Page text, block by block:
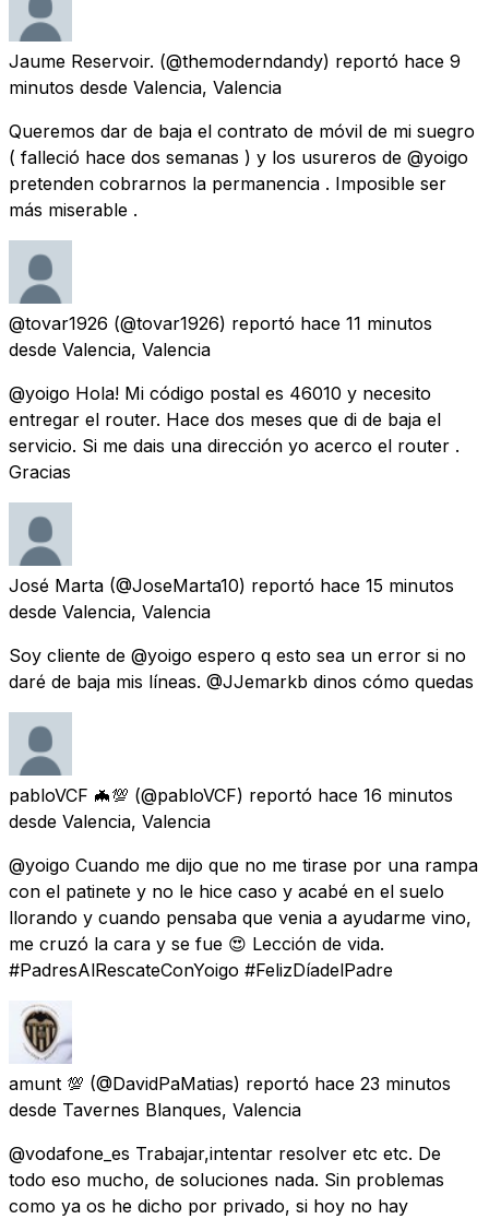
Jaume Reservoir. (@themoderndandy) reportó hace 9
minutos desde Valencia, Valencia
Queremos dar de baja el contrato de móvil de mi suegro
( falleció hace dos semanas ) y los usureros de @yoigo
pretenden cobrarnos la permanencia . Imposible ser
más miserable .
@tovar1926 (@tovar1926) reportó hace 11 minutos
desde Valencia, Valencia
@yoigo Hola! Mi código postal es 46010 y necesito
entregar el router. Hace dos meses que di de baja el
servicio. Si me dais una dirección yo acerco el router .
Gracias
José Marta (@JoseMarta10) reportó hace 15 minutos
desde Valencia, Valencia
Soy cliente de @yoigo espero q esto sea un error si no
daré de baja mis líneas. @JJemarkb dinos cómo quedas
pabloVCF 🦇💯 (@pabloVCF) reportó hace 16 minutos
desde Valencia, Valencia
@yoigo Cuando me dijo que no me tirase por una rampa
con el patinete y no le hice caso y acabé en el suelo
llorando y cuando pensaba que venia a ayudarme vino,
me cruzó la cara y se fue 😍 Lección de vida.
#PadresAlRescateConYoigo #FelizDíadelPadre
amunt 💯 (@DavidPaMatias) reportó hace 23 minutos
desde Tavernes Blanques, Valencia
@vodafone_es Trabajar,intentar resolver etc etc. De
todo eso mucho, de soluciones nada. Sin problemas
como ya os he dicho por privado, si hoy no hay